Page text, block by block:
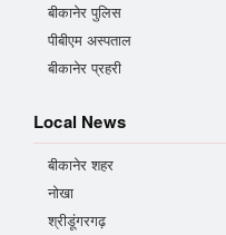
बीकानेर पुलिस
पीबीएम अस्पताल
बीकानेर प्रहरी
Local News
बीकानेर शहर
नोखा
श्रीडूंगरगढ़